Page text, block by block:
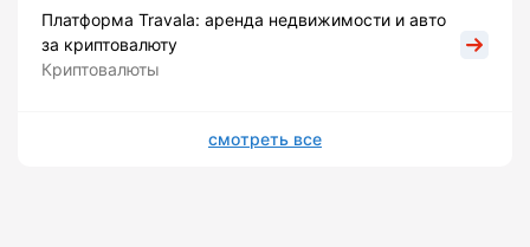
Платформа Travala: аренда недвижимости и авто
за криптовалюту
Криптовалюты
смотреть все